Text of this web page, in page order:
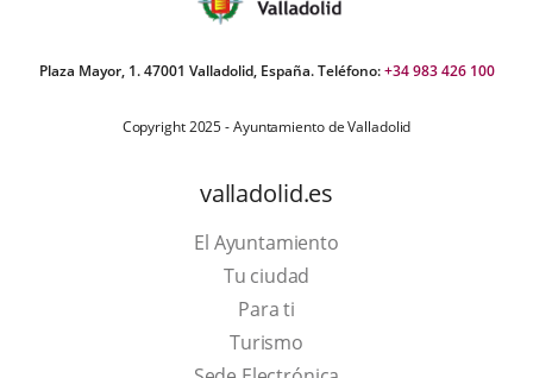
Plaza Mayor, 1. 47001 Valladolid, España. Teléfono:+34 983 426 100
Copyright 2025 - Ayuntamiento de Valladolid
valladolid.es
El Ayuntamiento
Tu ciudad
Para ti
TurismoThis